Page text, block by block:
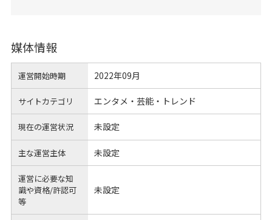
媒体情報
運営開始時期 2022年09月
サイトカテゴリ エンタメ・芸能・トレンド
現在の運営状況 未設定
主な運営主体 未設定
運営に必要な知
識や資格/許認可
等
未設定